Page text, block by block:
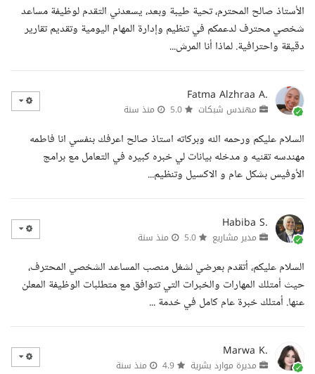
الأستاذ صالح المحترم، تحية طيبة وبعد، يسعدني التقدم لوظيفة مساعد
شخصي محترف لدعمكم في تنظيم وإدارة المهام اليومية وتقديم تقارير
دقيقة واحترافية. لماذا أنا المرش...
Fatma Alzhraa A.
مهندس شبكات منذ سنة
السلام عليكم ورحمه الله وبركاته استاذ صالح اعرفك بنفسي انا فاطمه
مهندسه تقنيه و مدخله بيانات لي خبره كبيره في التعامل مع برامج
الأوفيس بشكل عام و الاكسيل وتنظيم...
Habiba S.
مدير مشاريع منذ سنة
السلام عليكم، أتقدم بعرضي لشغل منصب المساعد الشخصي المحترف،
حيث أمتلك المهارات والخبرات التي تتوافق مع متطلبات الوظيفة المعلن
عنها. أمتلك خبرة عام كامل في خدمة ...
Marwa K.
مديرة موارد بشرية منذ سنة